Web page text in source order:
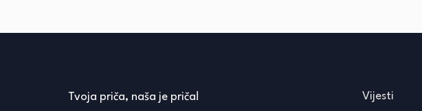
Tvoja priča, naša je priča! Vijesti